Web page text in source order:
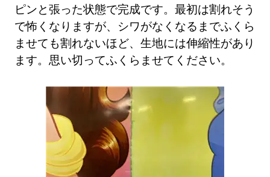
ピンと張った状態で完成です。最初は割れそう
で怖くなりますが、シワがなくなるまでふくら
ませても割れないほど、生地には伸縮性があり
ます。思い切ってふくらませてください。